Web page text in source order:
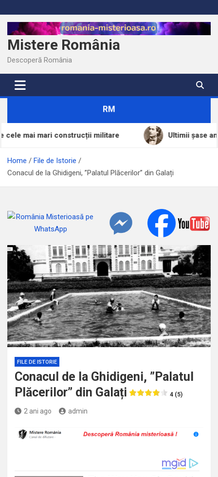
to
content
Mistere România
Descoperă România
RM
militare Ultimii șase ani de calvar din
Home
File de Istorie
Conacul de la Ghidigeni, ”Palatul Plăcerilor” din Galați
FILE DE ISTORIE
Conacul de la Ghidigeni, ”Palatul
Plăcerilor” din Galați
4 (5)
2 ani ago admin